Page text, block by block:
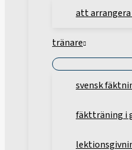
att
tränare
svensk
fäktträning i